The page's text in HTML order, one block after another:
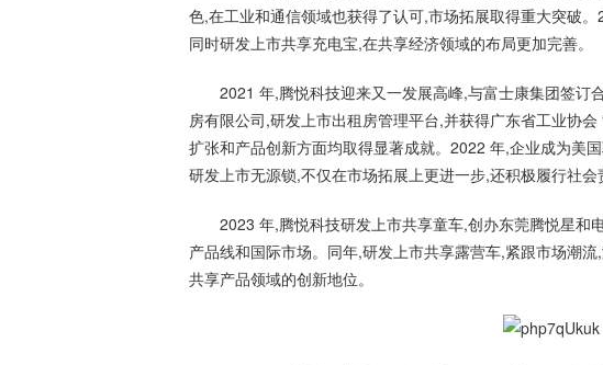
色,在工业和通信领域也获得了认可,市场拓展取得重大突破
同时研发上市共享充电宝,在共享经济领域的布局更加完善。
2021 年,腾悦科技迎来又一发展高峰,与富士康集团签订
房有限公司,研发上市出租房管理平台,并获得广东省工业协
扩张和产品创新方面均取得显著成就。2022 年,企业成为美
研发上市无源锁,不仅在市场拓展上更进一步,还积极履行社会
2023 年,腾悦科技研发上市共享童车,创办东莞腾悦星和
产品线和国际市场。同年,研发上市共享露营车,紧跟市场潮
共享产品领域的创新地位。